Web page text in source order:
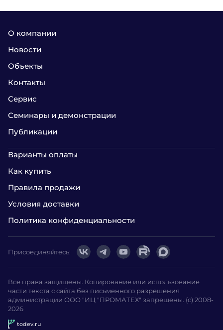
О компании
Новости
Объекты
Контакты
Сервис
Семинары и демонстрации
Публикации
Варианты оплаты
Как купить
Правила продажи
Условия доставки
Политика конфиденциальности
Все права защищены. Копирование или использование
части текста с сайта без письменного разрешения
администрации ООО "ИЦ "ПРОМАТЕХ" запрещены. (с) 2008-
2026
Присоединяйтесь:
todev.ru